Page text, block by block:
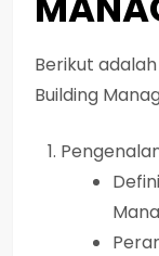
Berikut
Building